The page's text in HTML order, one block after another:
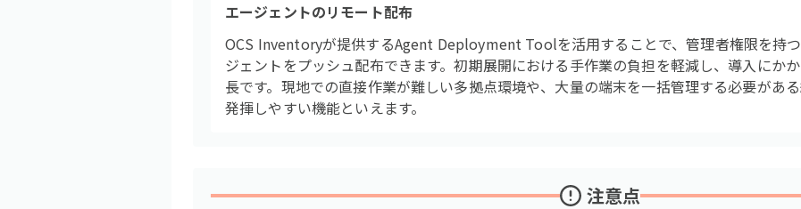
エージェントのリモート配布
OCS Inventoryが提供するAgent Deployment Toolを活用することで、管理者権限を持
ジェントをプッシュ配布できます。初期展開における手作業の負担を軽減し、導入にか
長です。現地での直接作業が難しい多拠点環境や、大量の端末を一括管理する必要があ
発揮しやすい機能といえます。
注意点